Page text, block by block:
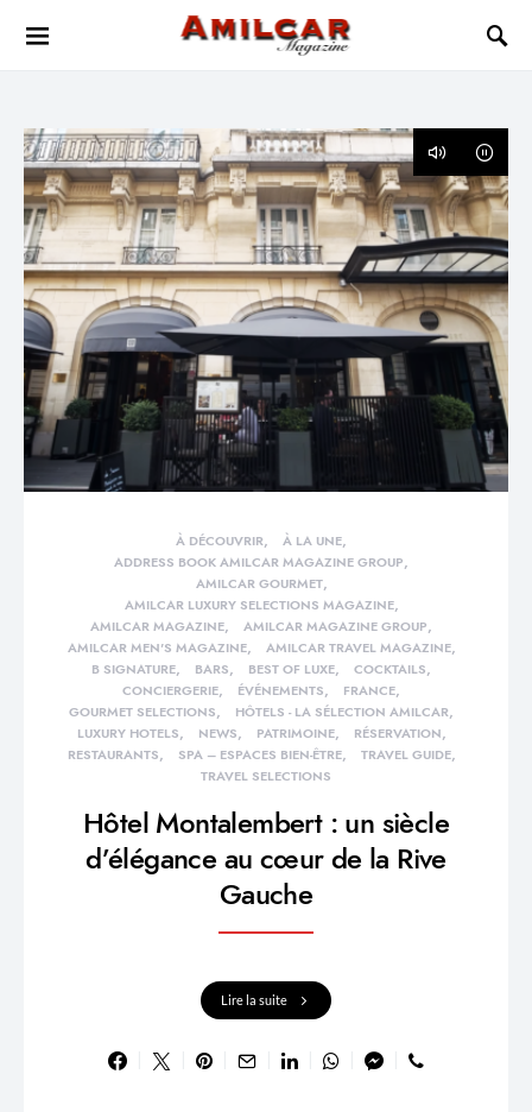
À DÉCOUVRIR
À LA UNE
ADDRESS BOOK AMILCAR MAGAZINE GROUP
AMILCAR GOURMET
AMILCAR LUXURY SELECTIONS MAGAZINE
AMILCAR MAGAZINE
AMILCAR MAGAZINE GROUP
AMILCAR MEN'S MAGAZINE
AMILCAR TRAVEL MAGAZINE
B SIGNATURE
BARS BEST OF LUXE
COCKTAILS
CONCIERGERIE
ÉVÉNEMENTS
FRANCE
GOURMET SELECTIONS
HÔTELS - LA SÉLECTION AMILCAR
LUXURY HOTELS
NEWS PATRIMOINE
RÉSERVATION
RESTAURANTS
SPA – ESPACES BIEN-ÊTRE
TRAVEL GUIDE
TRAVEL SELECTIONS
Hôtel Montalembert : un siècle
d’élégance au cœur de la Rive
Gauche
Lire la suite